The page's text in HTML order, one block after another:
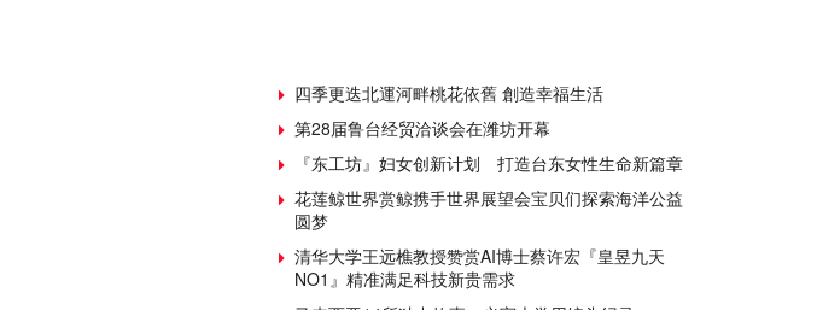
四季更迭北運河畔桃花依舊 創造幸福生活
第28届鲁台经贸洽谈会在潍坊开幕
『东工坊』妇女创新计划 打造台东女性生命新篇章
花莲鲸世界赏鲸携手世界展望会宝贝们探索海洋公益
圆梦
清华大学王远樵教授赞赏AI博士蔡许宏『皇昱九天
NO1』精准满足科技新贵需求